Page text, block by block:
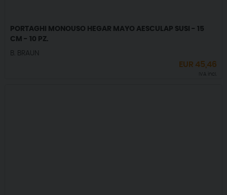
PORTAGHI MONOUSO HEGAR MAYO AESCULAP SUSI - 15
CM - 10 PZ.
B. BRAUN
EUR 45,46
IVA incl.